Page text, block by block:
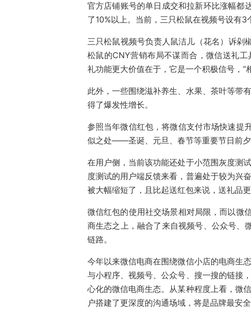
官方店铺账号的单日成交和拉新环比涨幅都
了10%以上。当前，三只松鼠在视频号设有3
三只松鼠视频号负责人鼠洁儿（花名）诉剁
松鼠的CNY营销布局不谋而合，微信送礼
礼功能更大价值在于，它是一个积极信号，“
此外，一些围绕滋补养生、水果、茶叶等带
得了爆发性增长。
参照当年微信红包，将微信支付市场快速提
似之处——圣诞、元旦、春节等重要节日前夕
在用户侧，当前该功能还处于小范围灰度测
度测试的用户端反馈来看，普遍处于较为兴
被大幅缩短了，且比起送红包来说，送礼品更
微信红包的使用社交场景相对局限，而以微
商生态之上，融合了来自视频号、公众号、
链路。
今年以来微信电商在围绕微信小店的电商生
与小程序、视频号、公众号、搜一搜的链接
心化的微信电商生态。从某种程度上看，微
户搭建了更深度的沟通场域，将是品牌最安全